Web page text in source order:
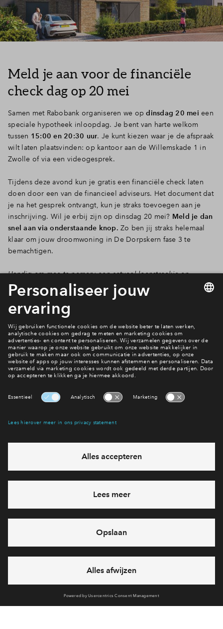
Meld je aan voor de financiële
check dag op 20 mei
Samen met Rabobank organiseren we opdinsdag 20 mei een
speciale hypotheek inloopdag. Je bent van harte welkom
tussen 15:00 en 20:30 uur. Je kunt kiezen waar je de afspraak
wilt laten plaatsvinden: op kantoor aan de Willemskade 1 in
Zwolle of via een videogesprek.
Tijdens deze avond kun je gratis een financiële check laten
doen door een van de financieel adviseurs. Het document dat
je na het gesprek ontvangt, kun je straks toevoegen aan je
inschrijving. Wil je erbij zijn op dinsdag 20 mei? Meld je dan
snel aan via onderstaande knop. Zo ben jij straks helemaal
klaar om jouw droomwoning in De Dorpskern fase 3 te
bemachtigen.
Handig om mee te nemen: een actueel loonstrookje en
eventueel een overzicht van je huidige hypotheek.
Aanmelden
Welke woning is jouw favoriet?
Bekijk het woningaanbod
eventuele projecten
Ja, ik wil mij aanmelden
Heb je een vraag en wil je direct antwoord? Bel ons op088
71 22 660
6 dagen per week beschikbaar (behalve tijdens
feestdagen)
vandaag van 09:00 - 18:00 uur